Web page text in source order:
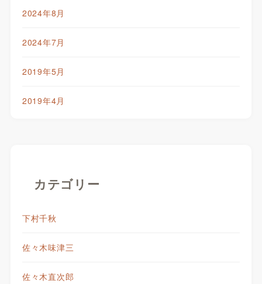
2024年8月
2024年7月
2019年5月
2019年4月
カテゴリー
下村千秋
佐々木味津三
佐々木直次郎